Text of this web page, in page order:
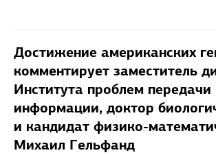
Достижение американских
комментирует заместитель
Института проблем передачи
информации, доктор
и кандидат физико-
Михаил Гельфанд